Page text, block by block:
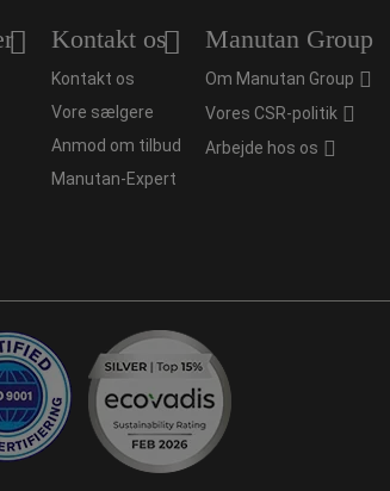
Kontakt os
Kontakt os
Vore sælgere
Anmod om tilbud
Manutan-Expert
Manutan Group
Om Manutan Group
Vores CSR-politik
Arbejde hos os